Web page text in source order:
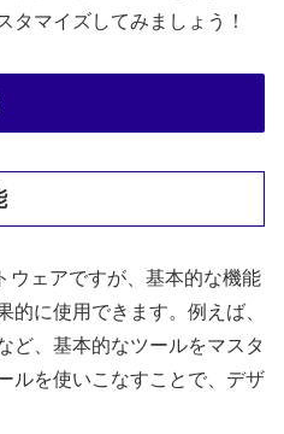
タマイズしてみましょう！
ウェアですが、基本的な機能
的に使用できます。例えば、
ど、基本的なツールをマスタ
ルを使いこなすことで、デザ